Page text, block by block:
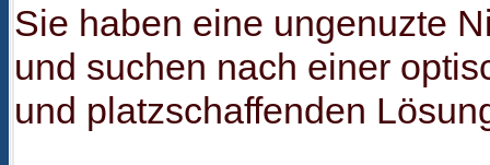
Sie haben eine ungenuzte
und suchen nach einer
und platzschaffenden